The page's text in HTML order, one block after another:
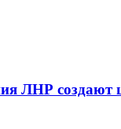
ЛНР